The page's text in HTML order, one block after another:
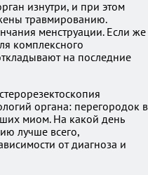
изнутри, и при этом
травмированию.
менструации. Если же
комплексного
на последние
органа: перегородок в
миом. На какой день
лучше всего,
от диагноза и